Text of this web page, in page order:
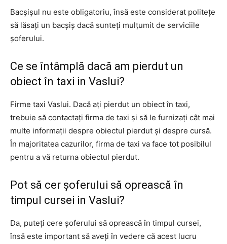
Bacșișul nu este obligatoriu, însă este considerat politețe
să lăsați un bacșiș dacă sunteți mulțumit de serviciile
șoferului.
Ce se întâmplă dacă am pierdut un
obiect în taxi in Vaslui?
Firme taxi Vaslui. Dacă ați pierdut un obiect în taxi,
trebuie să contactați firma de taxi și să le furnizați cât mai
multe informații despre obiectul pierdut și despre cursă.
În majoritatea cazurilor, firma de taxi va face tot posibilul
pentru a vă returna obiectul pierdut.
Pot să cer șoferului să oprească în
timpul cursei in Vaslui?
Da, puteți cere șoferului să oprească în timpul cursei,
însă este important să aveți în vedere că acest lucru